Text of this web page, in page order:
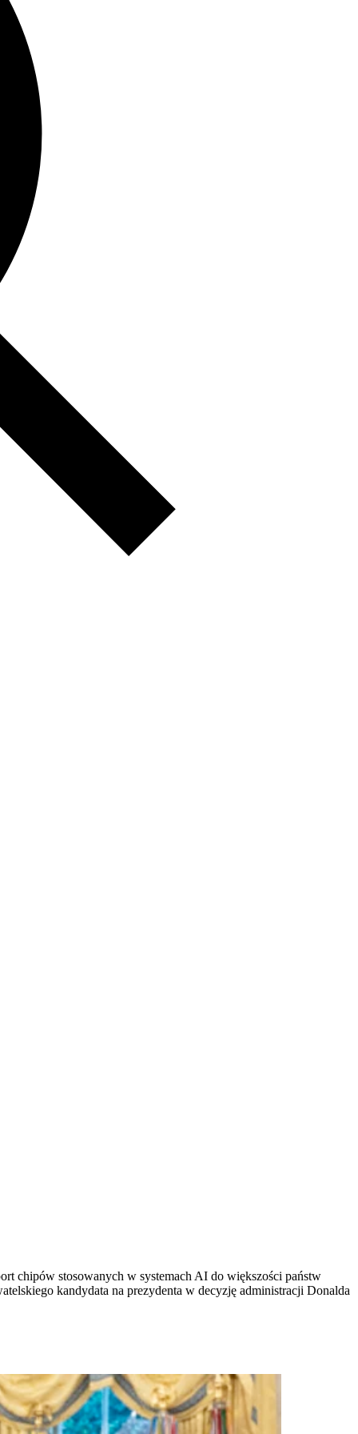
chipów stosowanych w systemach AI do większości państw
kandydata na prezydenta w decyzję administracji Donalda